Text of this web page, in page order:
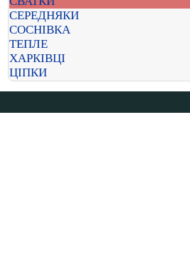
СЕРЕДНЯКИ
СОСНІВКА
ТЕПЛЕ
ХАРКІВЦІ
ЦІПКИ